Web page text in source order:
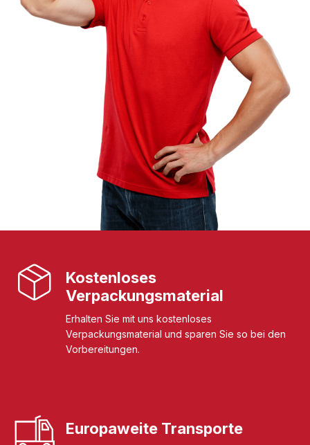
Kostenloses
Verpackungsmaterial
Erhalten Sie mit uns kostenloses
Verpackungsmaterial und sparen Sie so bei den
Vorbereitungen.
Europaweite Transporte